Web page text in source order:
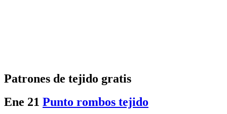
Patrones de tejido gratis
Ene 21 Punto rombos tejido